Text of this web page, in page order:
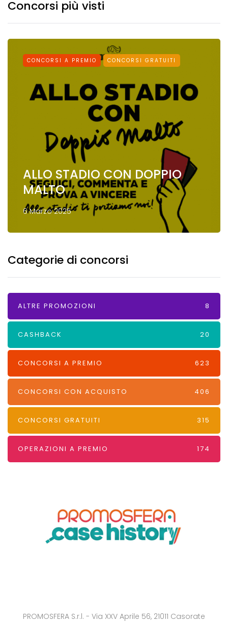
Concorsi più visti
CONCORSI A PREMIO CONCORSI GRATUITI
ALLO STADIO CON DOPPIO
MALTO
6 Marzo 2025
Categorie di concorsi
ALTRE PROMOZIONI 8
CASHBACK 20
CONCORSI A PREMIO 623
CONCORSI CON ACQUISTO 406
CONCORSI GRATUITI 315
OPERAZIONI A PREMIO 174
PROMOSFERA S.r.l. - Via XXV Aprile 56, 21011 Casorate